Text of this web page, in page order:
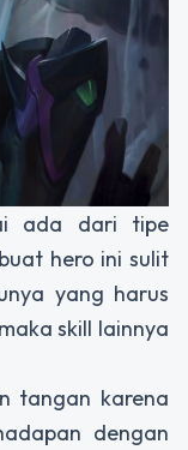
ada dari tipe
hero ini sulit
yang harus
skill lainnya
tangan karena
dengan